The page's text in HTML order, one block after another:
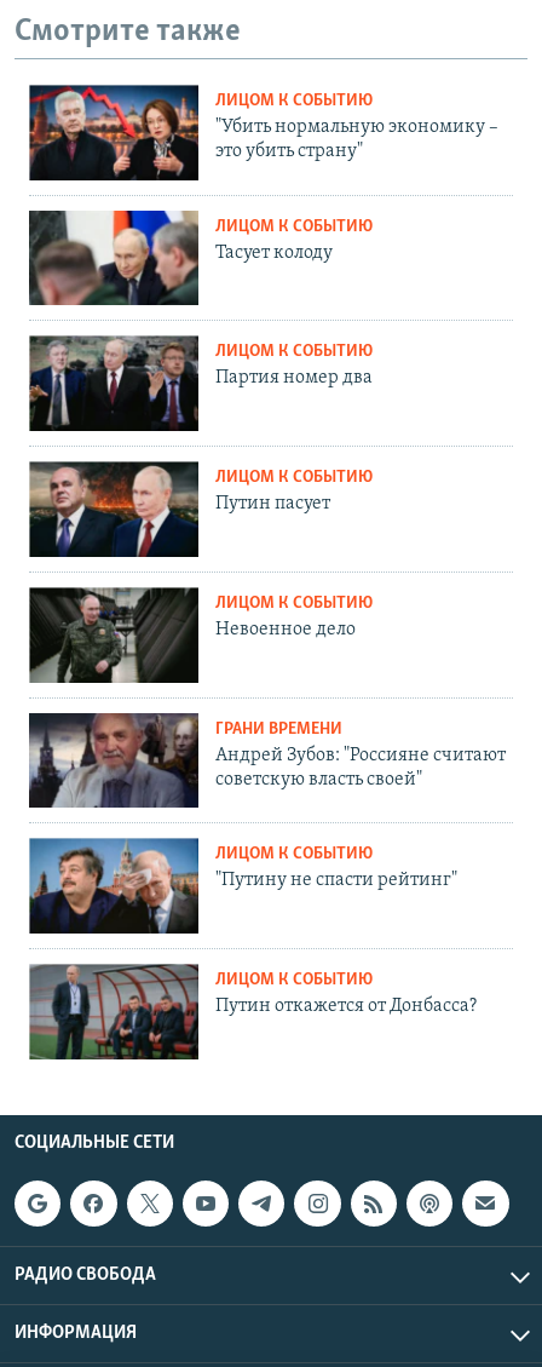
Смотрите также
ЛИЦОМ К СОБЫТИЮ
"Убить нормальную экономику –
это убить страну"
ЛИЦОМ К СОБЫТИЮ
Тасует колоду
ЛИЦОМ К СОБЫТИЮ
Партия номер два
ЛИЦОМ К СОБЫТИЮ
Путин пасует
ЛИЦОМ К СОБЫТИЮ
Невоенное дело
ГРАНИ ВРЕМЕНИ
Андрей Зубов: "Россияне считают
советскую власть своей"
ЛИЦОМ К СОБЫТИЮ
"Путину не спасти рейтинг"
ЛИЦОМ К СОБЫТИЮ
Путин откажется от Донбасса?
СОЦИАЛЬНЫЕ СЕТИ
РАДИО СВОБОДА
ИНФОРМАЦИЯ